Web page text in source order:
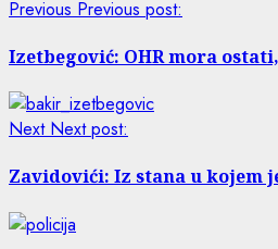
Previous Previous post:
Izetbegović: OHR mora
Next Next post:
Zavidovići: Iz stana u kojem